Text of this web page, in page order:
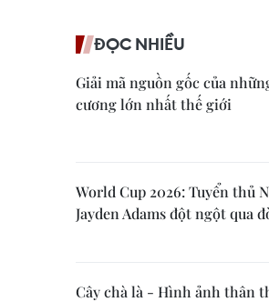
ĐỌC NHIỀU
Giải mã nguồn gốc của
cương lớn nhất thế giới
World Cup 2026: Tuyển thủ
Jayden Adams đột ngột qua
Cây chà là - Hình ảnh thân